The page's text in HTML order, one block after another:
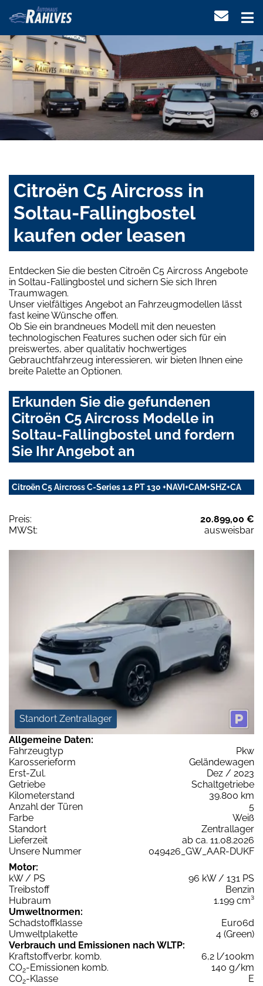
Citroën C5 Aircross in
Soltau-Fallingbostel
kaufen oder leasen
Entdecken Sie die besten Citroën C5 Aircross Angebote
in Soltau-Fallingbostel und sichern Sie sich Ihren
Traumwagen.
Unser vielfältiges Angebot an Fahrzeugmodellen lässt
fast keine Wünsche offen.
Ob Sie ein brandneues Modell mit den neuesten
technologischen Features suchen oder sich für ein
preiswertes, aber qualitativ hochwertiges
Gebrauchtfahrzeug interessieren, wir bieten Ihnen eine
breite Palette an Optionen.
Erkunden Sie die gefundenen
Citroën C5 Aircross Modelle in
Soltau-Fallingbostel und fordern
Sie Ihr Angebot an
Citroën C5 Aircross C-Series 1.2 PT 130 +NAVI+CAM+SHZ+CA
Preis:
20.899,00 €
MWSt:
ausweisbar
Standort Zentrallager
Allgemeine Daten:
Fahrzeugtyp
Pkw
Karosserieform
Geländewagen
Erst-Zul.
Dez / 2023
Getriebe
Schaltgetriebe
Kilometerstand
39.800 km
Anzahl der Türen
5
Farbe
Weiß
Standort
Zentrallager
Lieferzeit
ab ca. 11.08.2026
Unsere Nummer
049426_GW_AAR-DUKF
Motor:
kW / PS
96 kW / 131 PS
Treibstoff
Benzin
Hubraum
1.199 cm³
Umweltnormen:
Schadstoffklasse
Euro6d
Umweltplakette
4 (Green)
Verbrauch und Emissionen nach WLTP:
Kraftstoffverbr. komb.
6,2 l/100km
CO2-Emissionen komb.
140 g/km
CO2-Klasse
E